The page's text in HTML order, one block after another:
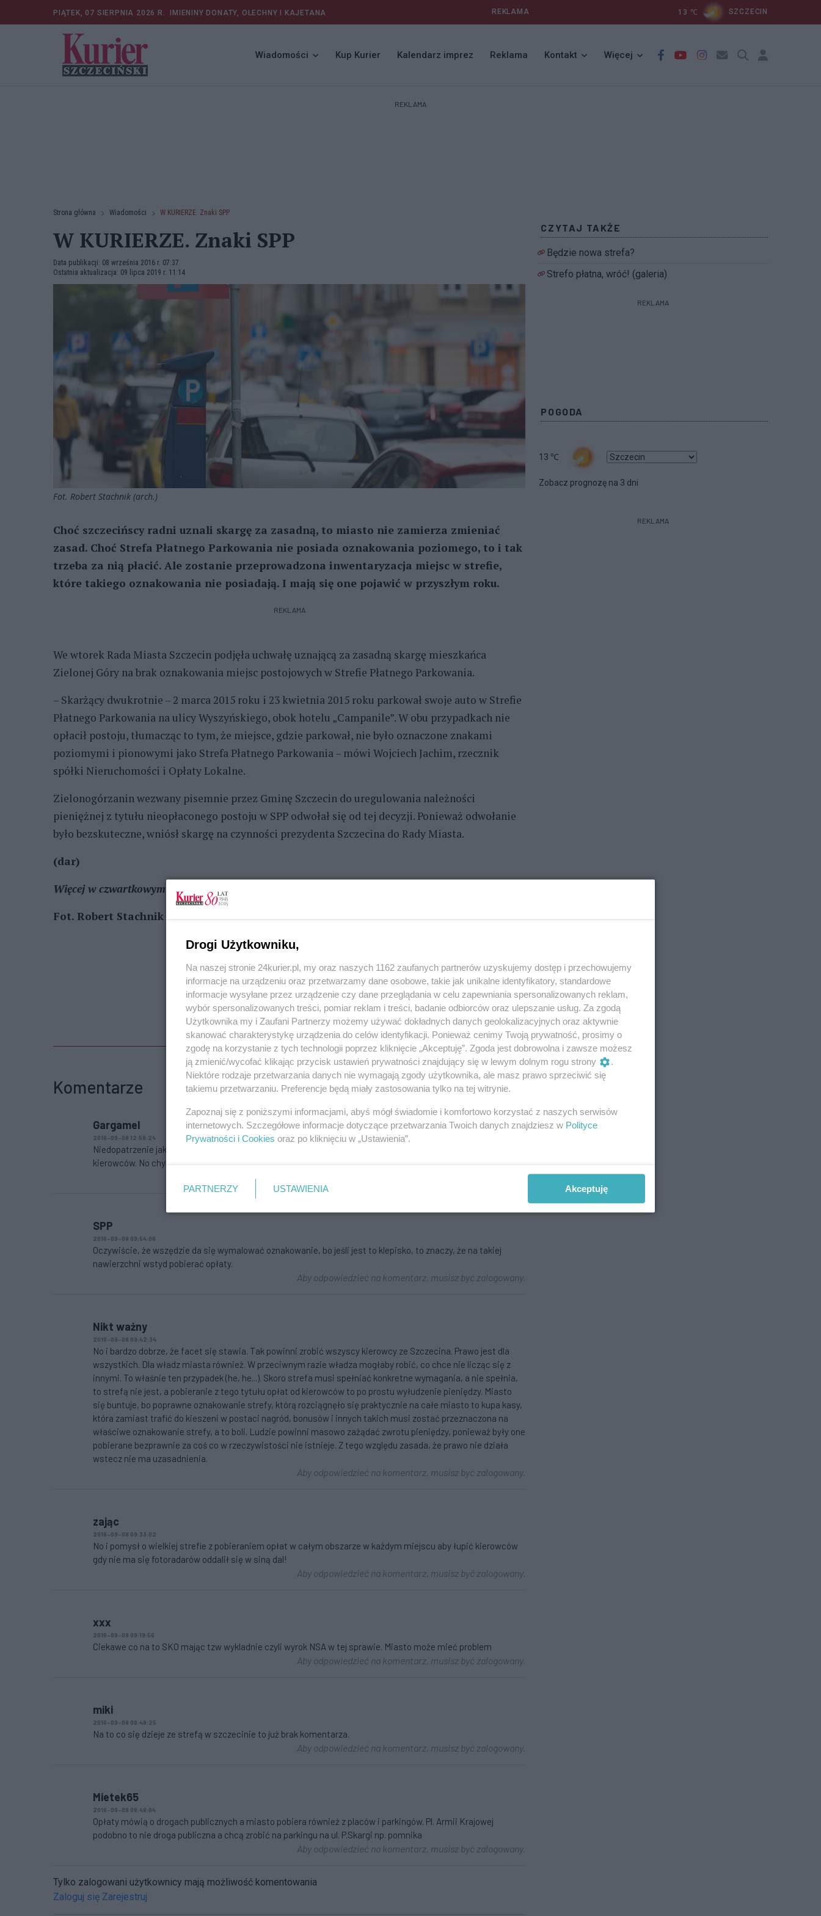
PIĄTEK, 07 SIERPNIA 2026 R. IMIENINY DONATY, OLECHNY I KAJETANA REKLAMA 13 ℃ SZCZECIN
Wiadomości Kup Kurier Kalendarz imprez Reklama Kontakt Więcej
REKLAMA
Strona główna Wiadomości W KURIERZE. Znaki SPP
W KURIERZE. Znaki SPP
Data publikacji: 08 września 2016 r. 07:37
Ostatnia aktualizacja: 09 lipca 2019 r. 11:14
Fot. Robert Stachnik (arch.)
Choć szczecińscy radni uznali skargę za zasadną, to miasto nie zamierza zmieniać
zasad. Choć Strefa Płatnego Parkowania nie posiada oznakowania poziomego, to i tak
trzeba za nią płacić. Ale zostanie przeprowadzona inwentaryzacja miejsc w strefie,
które takiego oznakowania nie posiadają. I mają się one pojawić w przyszłym roku.
REKLAMA
We wtorek Rada Miasta Szczecin podjęła uchwałę uznającą za zasadną skargę mieszkańca
Zielonej Góry na brak oznakowania miejsc postojowych w Strefie Płatnego Parkowania.
– Skarżący dwukrotnie – 2 marca 2015 roku i 23 kwietnia 2015 roku parkował swoje auto w Strefie
Płatnego Parkowania na ulicy Wyszyńskiego, obok hotelu „Campanile”. W obu przypadkach nie
opłacił postoju, tłumacząc to tym, że miejsce, gdzie parkował, nie było oznaczone znakami
poziomymi i pionowymi jako Strefa Płatnego Parkowania – mówi Wojciech Jachim, rzecznik
spółki Nieruchomości i Opłaty Lokalne.
Zielonogórzanin wezwany pisemnie przez Gminę Szczecin do uregulowania należności
pieniężnej z tytułu nieopłaconego postoju w SPP odwołał się od tej decyzji. Ponieważ odwołanie
było bezskuteczne, wniósł skargę na czynności prezydenta Szczecina do Rady Miasta.
(dar)
Więcej w czwartkowym Kurierze Szczecińskim i
Fot. Robert Stachnik (arch.)
REKLAMA
Komentarze
Gargamel
2016-09-08 12:58:24
Niedopatrzenie jakiegoś prawnika, zaraz zmieni się uchwałe i już będzie można całkiem bezkarnie łupić
kierowców. No chyba że znowu trafi się taki co się postawi. I tak krąg się zamknie.
SPP
2016-09-08 09:54:06
Oczywiście, że wszędzie da się wymalować oznakowanie, bo jeśli jest to klepisko, to znaczy, że na takiej
nawierzchni wstyd pobierać opłaty.
Aby odpowiedzieć na komentarz, musisz być zalogowany.
Nikt ważny
2016-09-08 09:42:34
No i bardzo dobrze, że facet się stawia. Tak powinni zrobić wszyscy kierowcy ze Szczecina. Prawo jest dla
wszystkich. Dla władz miasta również. W przeciwnym razie władza mogłaby robić, co chce nie licząc się z
innymi. To właśnie ten przypadek (he, he...). Skoro strefa musi spełniać konkretne wymagania, a nie spełnia,
to strefą nie jest, a pobieranie z tego tytułu opłat od kierowców to po prostu wyłudzenie pieniędzy. Miasto
się buntuje, bo poprawne oznakowanie strefy, którą rozciągnęło się praktycznie na całe miasto to kupa kasy,
która zamiast trafić do kieszeni w postaci nagród, bonusów i innych takich musi zostać przeznaczona na
właściwe oznakowanie strefy, a to boli. Ludzie powinni masowo zażądać zwrotu pieniędzy, ponieważ były one
pobierane bezprawnie za coś co w rzeczywistości nie istnieje. Z tego względu zasada, że prawo nie działa
wstecz nie ma uzasadnienia.
Aby odpowiedzieć na komentarz, musisz być zalogowany.
zając
2016-09-08 09:33:02
No i pomysł o wielkiej strefie z pobieraniem opłat w całym obszarze w każdym miejscu aby łupić kierowców
gdy nie ma się fotoradarów oddalił się w siną dal!
Aby odpowiedzieć na komentarz, musisz być zalogowany.
xxx
2016-09-08 09:19:56
Ciekawe co na to SKO mając tzw wykladnie czyli wyrok NSA w tej sprawie. Miasto może mieć problem
Aby odpowiedzieć na komentarz, musisz być zalogowany.
miki
2016-09-08 08:48:25
Na to co się dzieje ze strefą w szczecinie to już brak komentarza.
Aby odpowiedzieć na komentarz, musisz być zalogowany.
Mietek65
2016-09-08 08:48:04
Opłaty mówią o drogach publicznych a miasto pobiera również z placów i parkingów. Pl. Armii Krajowej
podobno to nie droga publiczna a chcą zrobić na parkingu na ul. P.Skargi np. pomnika
Aby odpowiedzieć na komentarz, musisz być zalogowany.
Tylko zalogowani użytkownicy mają możliwość komentowania
Zaloguj się Zarejestruj
CZYTAJ TAKŻE
Będzie nowa strefa?
Strefo płatna, wróć! (galeria)
REKLAMA
POGODA
13 ℃
Zobacz prognozę na 3 dni
REKLAMA
Drogi Użytkowniku,
Na naszej stronie 24kurier.pl, my oraz naszych 1162 zaufanych partnerów uzyskujemy dostęp i przechowujemy
informacje na urządzeniu oraz przetwarzamy dane osobowe, takie jak unikalne identyfikatory, standardowe
informacje wysyłane przez urządzenie czy dane przeglądania w celu zapewniania spersonalizowanych reklam,
wybór spersonalizowanych treści, pomiar reklam i treści, badanie odbiorców oraz ulepszanie usług. Za zgodą
Użytkownika my i Zaufani Partnerzy możemy używać dokładnych danych geolokalizacyjnych oraz aktywnie
skanować charakterystykę urządzenia do celów identyfikacji. Ponieważ cenimy Twoją prywatność, prosimy o
zgodę na korzystanie z tych technologii poprzez kliknięcie „Akceptuję”. Zgoda jest dobrowolna i zawsze możesz
ją zmienić/wycofać klikając przycisk ustawień prywatności znajdujący się w lewym dolnym rogu strony
.
Niektóre rodzaje przetwarzania danych nie wymagają zgody użytkownika, ale masz prawo sprzeciwić się
takiemu przetwarzaniu. Preferencje będą miały zastosowania tylko na tej witrynie.
Zapoznaj się z poniższymi informacjami, abyś mógł świadomie i komfortowo korzystać z naszych serwisów
internetowych. Szczegółowe informacje dotyczące przetwarzania Twoich danych znajdziesz w Polityce
Prywatności i Cookies oraz po kliknięciu w „Ustawienia”.
PARTNERZY USTAWIENIA Akceptuję